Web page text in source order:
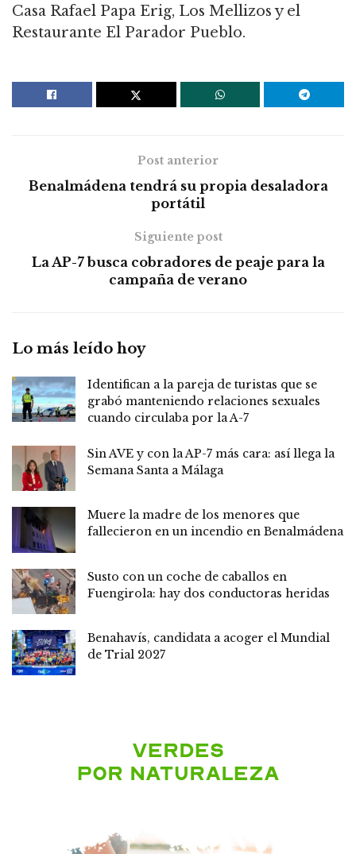
Casa Rafael Papa Erig, Los Mellizos y el
Restaurante El Parador Pueblo.
Post anterior
Benalmádena tendrá su propia desaladora
portátil
Siguiente post
La AP-7 busca cobradores de peaje para la
campaña de verano
Lo más leído hoy
Identifican a la pareja de turistas que se
grabó manteniendo relaciones sexuales
cuando circulaba por la A-7
Sin AVE y con la AP-7 más cara: así llega la
Semana Santa a Málaga
Muere la madre de los menores que
fallecieron en un incendio en Benalmádena
Susto con un coche de caballos en
Fuengirola: hay dos conductoras heridas
Benahavís, candidata a acoger el Mundial
de Trial 2027